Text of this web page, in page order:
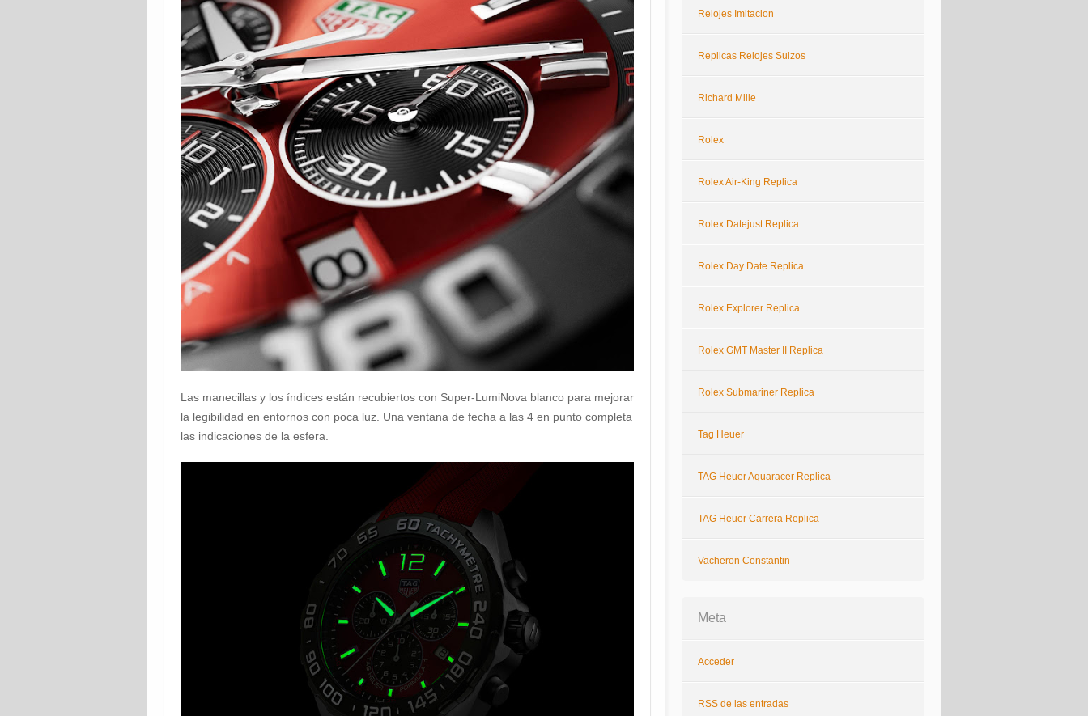
Las manecillas y los índices están recubiertos con Super-LumiNova blanco para mejorar
la legibilidad en entornos con poca luz. Una ventana de fecha a las 4 en punto completa
las indicaciones de la esfera.
Relojes Imitacion
Replicas Relojes Suizos
Richard Mille
Rolex
Rolex Air-King Replica
Rolex Datejust Replica
Rolex Day Date Replica
Rolex Explorer Replica
Rolex GMT Master II Replica
Rolex Submariner Replica
Tag Heuer
TAG Heuer Aquaracer Replica
TAG Heuer Carrera Replica
Vacheron Constantin
Meta
Acceder
RSS de las entradas